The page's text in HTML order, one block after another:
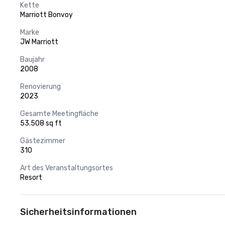
Kette
Marriott Bonvoy
Marke
JW Marriott
Baujahr
2008
Renovierung
2023
Gesamte Meetingfläche
53.508 sq ft
Gästezimmer
310
Art des Veranstaltungsortes
Resort
Sicherheitsinformationen